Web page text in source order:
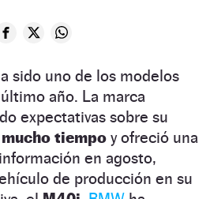
sido uno de los modelos
año. La marca
expectativas sobre su
tiempo y ofreció una
en agosto,
de producción en su